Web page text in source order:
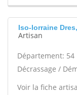
Iso-lorraine
Artisan
Département: 54
Décrassage /
Voir la fiche